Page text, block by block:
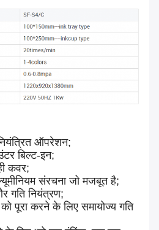
ऑपरेशन;
बिल्ट-इन;
कवर;
संरचना जो मजबूत है;
गति नियंत्रण;
पूरा करने के लिए समायोज्य गति